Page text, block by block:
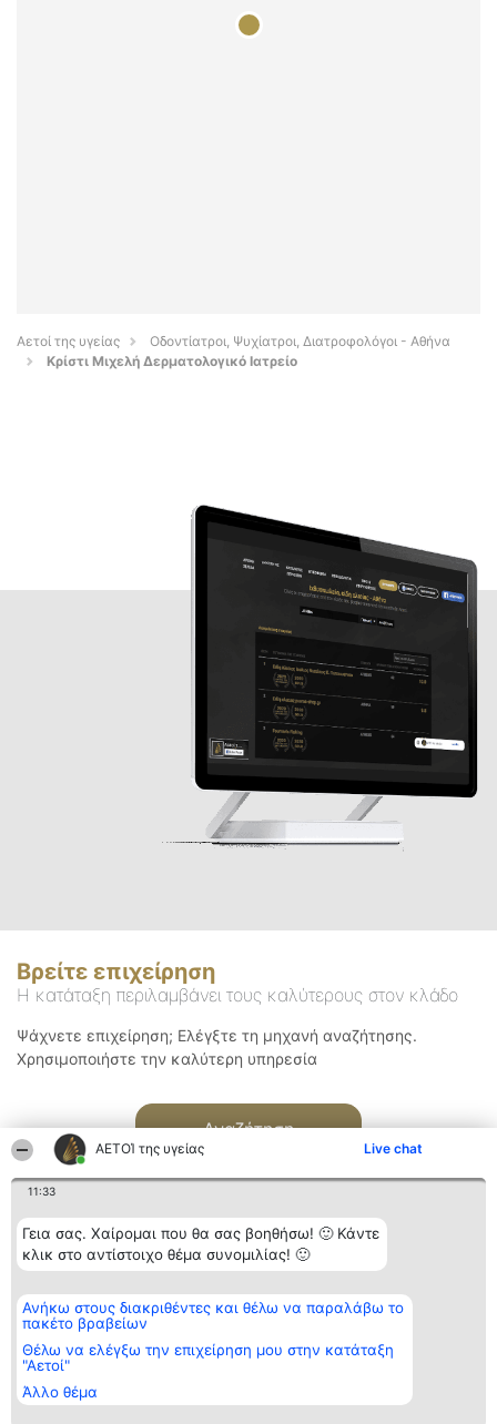
ΑΕΤΟΊ της υγείας Live chat
11:33
Γεια σας. Χαίρομαι που θα σας βοηθήσω! 🙂 Κάντε
κλικ στο αντίστοιχο θέμα συνομιλίας! 🙂
Ανήκω στους διακριθέντες και θέλω να παραλάβω το
πακέτο βραβείων
Θέλω να ελέγξω την επιχείρηση μου στην κατάταξη
"Αετοί"
Άλλο θέμα
Αετοί της υγείας
Οδοντίατροι, Ψυχίατροι, Διατροφολόγοι - Αθήνα
Κρίστι Μιχελή Δερματολογικό Ιατρείο
Βρείτε επιχείρηση
Η κατάταξη περιλαμβάνει τους καλύτερους στον κλάδο
Ψάχνετε επιχείρηση; Ελέγξτε τη μηχανή αναζήτησης.
Χρησιμοποιήστε την καλύτερη υπηρεσία
Αναζήτηση
Διοργανωτής της
κατάταξης
BEAUTIFUL COMPANY
ΤΗΛ. ΕΠΙΚΟΙΝΩΝΙΑΣ:
2104128019
email:
aetoi@beautifulcompany.co
Κατάταξη
Διακριθέντες
των
διακριθέντων
προϋποθέσεις
Επικοινωνία
Επικοινωνία